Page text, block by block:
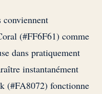
conviennent
(#FF6F61) comme
dans pratiquement
instantanément
(#FA8072) fonctionne